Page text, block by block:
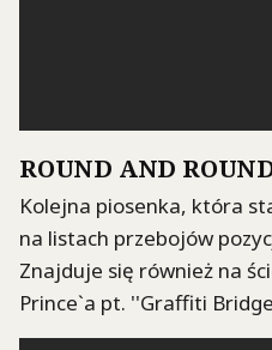
ROUND AND
Kolejna piosenka, która
na listach przebojów
Znajduje się również na
Prince`a pt. ''Graffiti